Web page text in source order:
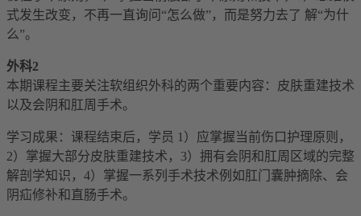
式发生改变，不再一直询问“怎么做”，而是努力去了 解“为什
么”。
外科2
本期课程主要关注软组织外科的两个重要内容：皮肤重建技术
以及会阴和肛周手术。
学习成果：课程结束后，学员 1）应掌握当前伤口护理原则，
2）掌握大部分皮肤重建技术，3）拥有会阴和肛周区域的完整
解剖学知识，4）掌握一系列手术技术例如肛门囊肿摘除、会
阴疝修补和直肠手术。